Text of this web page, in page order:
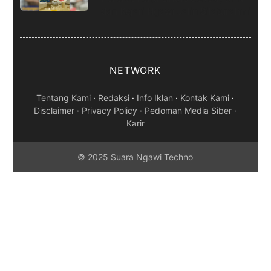
NETWORK
Tentang Kami · Redaksi · Info Iklan · Kontak Kami ·
Disclaimer · Privacy Policy · Pedoman Media Siber ·
Karir
© 2025 Suara Ngawi Techno